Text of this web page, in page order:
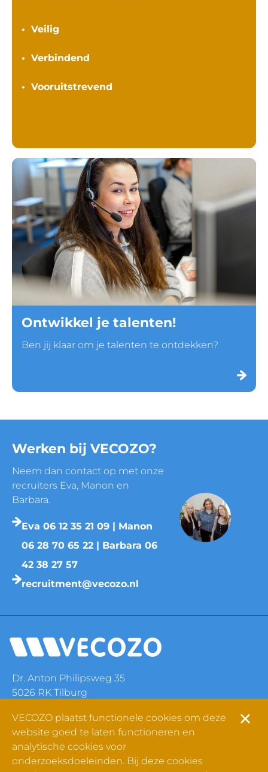
• Veilig
• Verbindend
• Vooruitstrevend
Ontwikkel je talenten!
Ben jij klaar om je talenten te ontdekken?
Werken bij VECOZO?
Neem dan contact op met onze
recruiters Eva, Manon en
Barbara.
Eva 06 12 35 21 09 | Manon
06 28 70 65 22 | Barbara 06
42 38 27 57
recruitment@vecozo.nl
Dr. Anton Philipsweg 35
5026 RK Tilburg
VECOZO plaatst functionele cookies om deze
website goed te laten functioneren en
analytische cookies voor
onderzoeksdoeleinden. Bij deze cookies